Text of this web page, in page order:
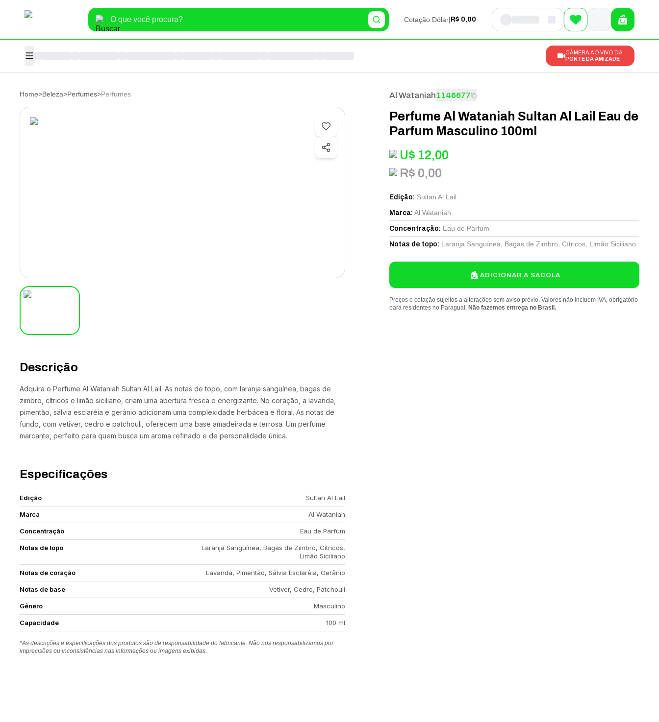
Cotação Dólar| R$ 0,00
CÂMERA AO VIVO DA
PONTE DA AMIZADE
Home>Beleza>Perfumes>Perfumes
Descrição
Adquira o Perfume Al Wataniah Sultan Al Lail. As notas de topo, com laranja sanguínea, bagas de
zimbro, cítricos e limão siciliano, criam uma abertura fresca e energizante. No coração, a lavanda,
pimentão, sálvia esclaréia e gerânio adicionam uma complexidade herbácea e floral. As notas de
fundo, com vetiver, cedro e patchouli, oferecem uma base amadeirada e terrosa. Um perfume
marcante, perfeito para quem busca um aroma refinado e de personalidade única.
Especificações
Edição Sultan Al Lail
Marca Al Wataniah
Concentração Eau de Parfum
Notas de topo
Laranja Sanguínea, Bagas de Zimbro, Cítricos,
Limão Siciliano
Notas de coração Lavanda, Pimentão, Sálvia Esclaréia, Gerânio
Notas de base Vetiver, Cedro, Patchouli
Gênero Masculino
Capacidade 100 ml
*As descrições e especificações dos produtos são de responsabilidade do fabricante. Não nos responsabilizamos por
imprecisões ou inconsistências nas informações ou imagens exibidas.
Al Wataniah1146677
Perfume Al Wataniah Sultan Al Lail Eau de
Parfum Masculino 100ml
U$ 12,00
R$ 0,00
Edição: Sultan Al Lail
Marca: Al Wataniah
Concentração: Eau de Parfum
Notas de topo: Laranja Sanguínea, Bagas de Zimbro, Cítricos, Limão Siciliano
ADICIONAR A SACOLA
Preços e cotação sujeitos a alterações sem aviso prévio. Valores não incluem IVA, obrigatório
para residentes no Paraguai. Não fazemos entrega no Brasil.